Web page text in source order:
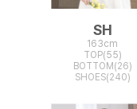
SH
163cm
TOP(55)
BOTTOM(26)
SHOES(240)